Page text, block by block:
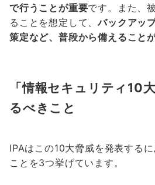
で行うことが重要です。また、
ることを想定して、バックアッ
策定など、普段から備えること
「情報セキュリティ10
るべきこと
IPAはこの10大脅威を発表する
ことを3つ挙げています。